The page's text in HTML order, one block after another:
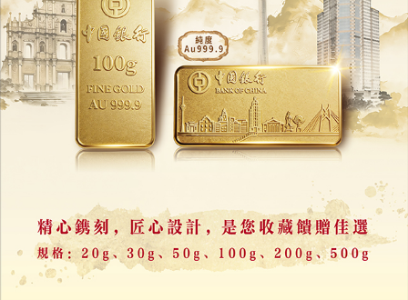
深合區執委會召開第十八次會議
研推動生物醫藥大健康產業等工作
29/11/2023